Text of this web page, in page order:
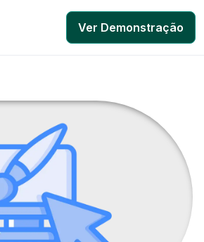
Ver Demonstração